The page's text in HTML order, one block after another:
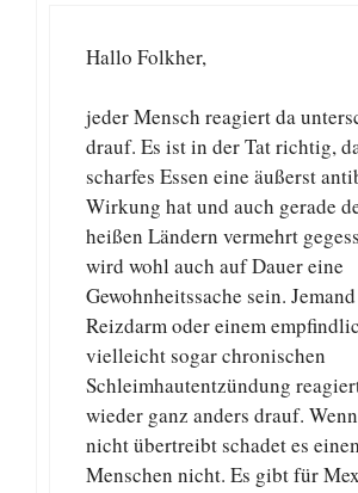
Hallo Folkher,
jeder Mensch reagiert da
drauf. Es ist in der Tat richtig,
scharfes Essen eine äußerst
Wirkung hat und auch gerade
heißen Ländern vermehrt
wird wohl auch auf Dauer eine
Gewohnheitssache sein.
Reizdarm oder einem
vielleicht sogar chronischen
Schleimhautentzündung
wieder ganz anders drauf.
nicht übertreibt schadet es
Menschen nicht. Es gibt für